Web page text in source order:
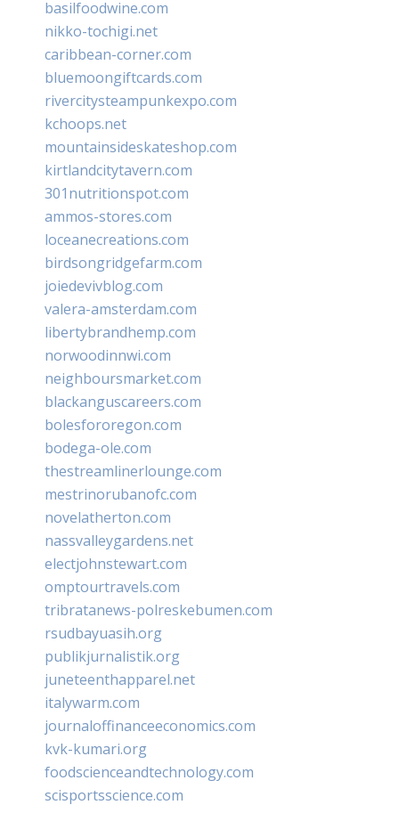
basilfoodwine.com
nikko-tochigi.net
caribbean-corner.com
bluemoongiftcards.com
rivercitysteampunkexpo.com
kchoops.net
mountainsideskateshop.com
kirtlandcitytavern.com
301nutritionspot.com
ammos-stores.com
loceanecreations.com
birdsongridgefarm.com
joiedevivblog.com
valera-amsterdam.com
libertybrandhemp.com
norwoodinnwi.com
neighboursmarket.com
blackanguscareers.com
bolesfororegon.com
bodega-ole.com
thestreamlinerlounge.com
mestrinorubanofc.com
novelatherton.com
nassvalleygardens.net
electjohnstewart.com
omptourtravels.com
tribratanews-polreskebumen.com
rsudbayuasih.org
publikjurnalistik.org
juneteenthapparel.net
italywarm.com
journaloffinanceeconomics.com
kvk-kumari.org
foodscienceandtechnology.com
scisportsscience.com